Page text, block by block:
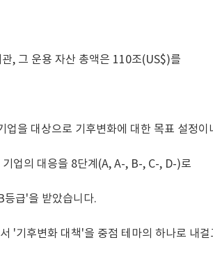
, 그 운용 자산 총액은 110조(US$)를
을 대상으로 기후변화에 대한 목표 설정이
업의 대응을 8단계(A, A-, B-, C-, D-)로
등급'을 받았습니다.
'기후변화 대책'을 중점 테마의 하나로 내걸